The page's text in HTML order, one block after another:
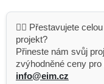
👷‍♂️ Přestavujete
projekt?
Přineste nám svůj
zvýhodněné ceny
info@eim.cz